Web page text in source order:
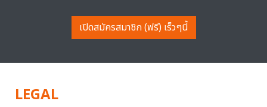
เปิดสมัครสมาชิก (ฟรี) เร็วๆนี้
LEGAL